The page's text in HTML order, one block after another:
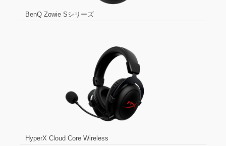
BenQ Zowie Sシリーズ
HyperX Cloud Core Wireless